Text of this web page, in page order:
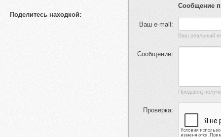
Поделитесь находкой:
Сообщение
Ваш e-mail:
Сообщение:
Проверка: